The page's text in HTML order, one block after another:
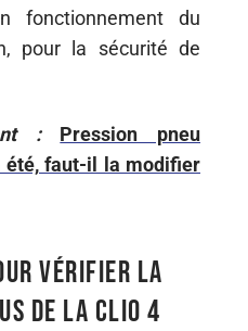
fonctionnement du
pour la sécurité de
:
Pression pneu
été, faut-il la modifier
vérifier la
de la Clio 4